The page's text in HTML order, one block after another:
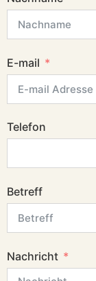
E-mail
Telefon
Betreff
Nachricht